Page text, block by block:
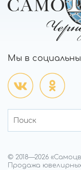
Мы в
© 2018—2026
Продажа